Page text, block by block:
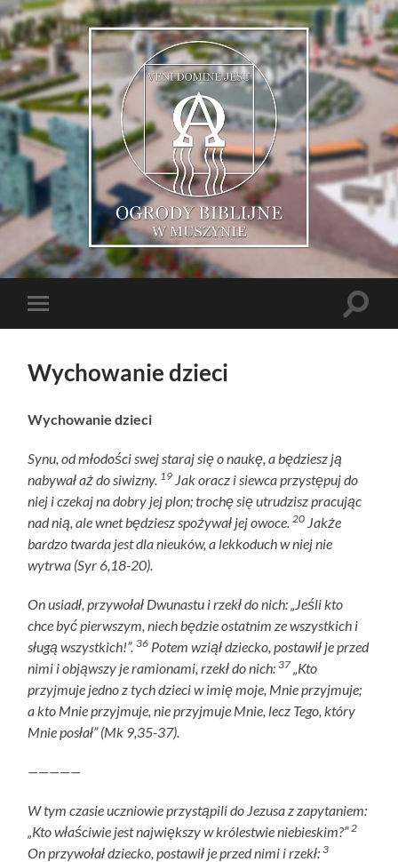
Muszyńskie
Ogrody
Biblijne
mobile
Toggle
Wychowanie dzieci
Wychowanie dzieci
Synu, od młodości swej staraj się o naukę, a będziesz ją
nabywał aż do siwizny. 19 Jak oracz i siewca przystępuj do
niej i czekaj na dobry jej plon; trochę się utrudzisz pracując
nad nią, ale wnet będziesz spożywał jej owoce.20 Jakże
bardzo twarda jest dla nieuków, a lekkoduch w niej nie
wytrwa (Syr 6,18-20).
On usiadł, przywołał Dwunastu i rzekł do nich: „Jeśli kto
chce być pierwszym, niech będzie ostatnim ze wszystkich i
sługą wszystkich!”.36 Potem wziął dziecko, postawił je przed
nimi i objąwszy je ramionami, rzekł do nich:37 „Kto
przyjmuje jedno z tych dzieci w imię moje, Mnie przyjmuje;
a kto Mnie przyjmuje, nie przyjmuje Mnie, lecz Tego, który
Mnie posłał” (Mk 9,35-37).
—————
W tym czasie uczniowie przystąpili do Jezusa z zapytaniem:
„Kto właściwie jest największy w królestwie niebieskim?”2
On przywołał dziecko, postawił je przed nimi i rzekł:3